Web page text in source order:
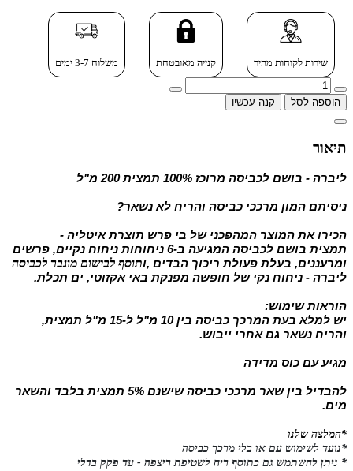
שירות לקוחות מהיר קנייה מאובטחת משלוח 3-7 ימים
הוספה לסל קנה עכשיו
תיאור
ליברה - בושם לכביסה מרוכז 100% תמצית 200 מ"ל
ניסיתם המון מרככי כביסה והריח לא נשאר?
הכירו את המוצר המהפכני של בי פרש תוצרת איטליה -
תמצית בושם לכביסה המגיעה ב-6 ניחוחות ניחוח נקיים, פרשים
ומרעננים, בעלת פעולת ריכוך הבדים ,ותוסף לבישום מוגבר לכביסה
ליברה - ניחוח נקי של חופשה מפנקת באי אקזוטי, ים תכלת.
הוראות שימוש:
יש למלא בעת המרכך כביסה בין 10 מ"ל ל-15 מ"ל תמצית,
והריח נשאר גם אחרי ייבוש.
מגיע עם כוס מדידה
להבדיל בין שאר מרככי כביסה שישנם 5% תמצית בלבד והשאר
מים.
*המלצה שלנו
*נועד לשימוש עם או בלי מרכך כביסה
* ניתן להשתמש גם כתוסף ריח לשטיפת ריצפה - עד פקק בדלי